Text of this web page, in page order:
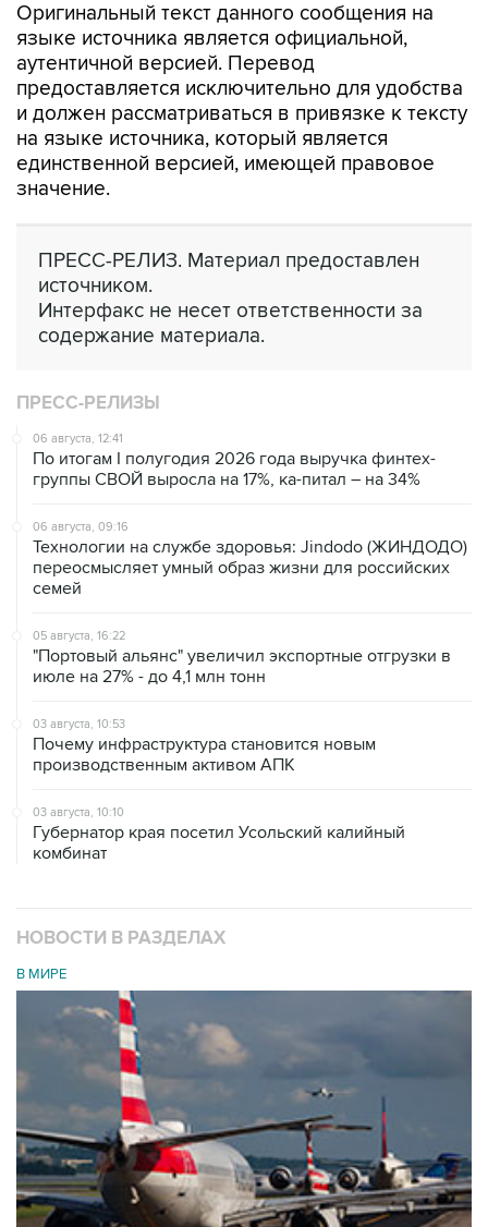
Оригинальный текст данного сообщения на
языке источника является официальной,
аутентичной версией. Перевод
предоставляется исключительно для удобства
и должен рассматриваться в привязке к тексту
на языке источника, который является
единственной версией, имеющей правовое
значение.
ПРЕСС-РЕЛИЗ. Материал предоставлен
источником.
Интерфакс не несет ответственности за
содержание материала.
ПРЕСС-РЕЛИЗЫ
06 августа, 12:41
По итогам I полугодия 2026 года выручка финтех-
группы СВОЙ выросла на 17%, ка-питал – на 34%
06 августа, 09:16
Технологии на службе здоровья: Jindodo (ЖИНДОДО)
переосмысляет умный образ жизни для российских
семей
05 августа, 16:22
"Портовый альянс" увеличил экспортные отгрузки в
июле на 27% - до 4,1 млн тонн
03 августа, 10:53
Почему инфраструктура становится новым
производственным активом АПК
03 августа, 10:10
Губернатор края посетил Усольский калийный
комбинат
НОВОСТИ В РАЗДЕЛАХ
В МИРЕ